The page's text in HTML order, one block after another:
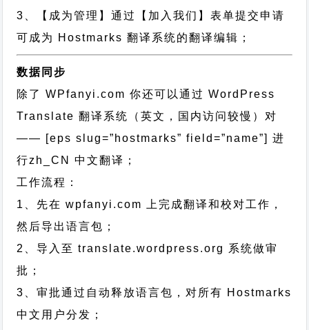
3、【成为管理】通过【加入我们】表单提交申请
可成为 Hostmarks 翻译系统的翻译编辑；
数据同步
除了 WPfanyi.com 你还可以通过WordPress
Translate 翻译系统（英文，国内访问较慢）对
—— [eps slug=”hostmarks” field=”name”]进
行zh_CN
中文翻译；
工作流程：
1、先在 wpfanyi.com 上完成翻译和校对工作，
然后导出语言包；
2、导入至 translate.wordpress.org 系统做审
批；
3、审批通过自动释放语言包，对所有 Hostmarks
中文用户分发；